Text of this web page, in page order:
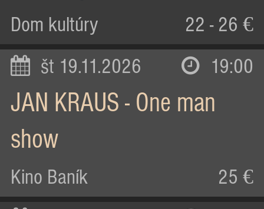
Dom kultúry 22 - 26 €
št 19.11.2026 19:00
JAN KRAUS - One man
show
Kino Baník 25 €